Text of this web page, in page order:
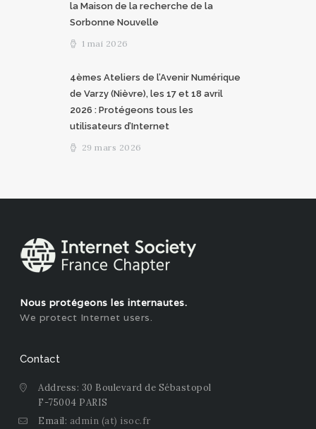
la Maison de la recherche de la
Sorbonne Nouvelle
1 mai 2026
4èmes Ateliers de l’Avenir Numérique
de Varzy (Nièvre), les 17 et 18 avril
2026 : Protégeons tous les
utilisateurs d’Internet
29 mars 2026
Nous protégeons les internautes.
We protect Internet users.
Contact
Address: 30 Boulevard de Sébastopol
F-75004 PARIS
Email: admin (at) isoc.fr